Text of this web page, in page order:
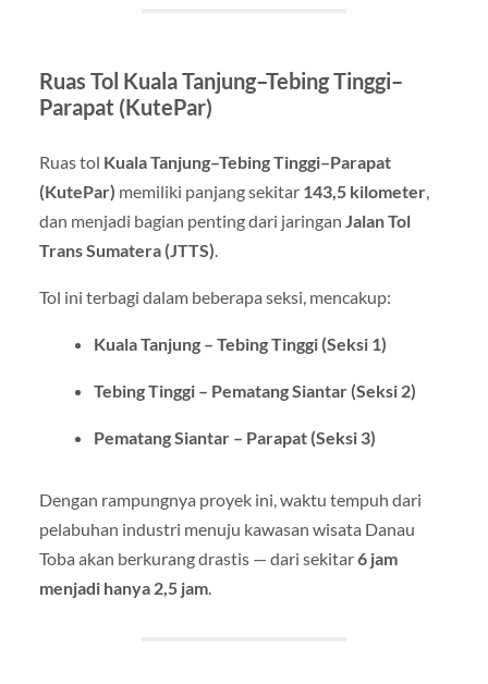
Ruas Tol Kuala Tanjung–Tebing Tinggi–
Parapat (KutePar)
Ruas tol Kuala Tanjung–Tebing Tinggi–Parapat
(KutePar) memiliki panjang sekitar 143,5 kilometer,
dan menjadi bagian penting dari jaringan Jalan Tol
Trans Sumatera (JTTS)
Tol ini terbagi dalam beberapa seksi, mencakup:
Kuala Tanjung – Tebing Tinggi (Seksi 1)
Tebing Tinggi – Pematang Siantar (Seksi 2)
Pematang Siantar – Parapat (Seksi 3)
Dengan rampungnya proyek ini, waktu tempuh dari
pelabuhan industri menuju kawasan wisata Danau
Toba akan berkurang drastis — dari sekitar6 jam
menjadi hanya 2,5 jam.